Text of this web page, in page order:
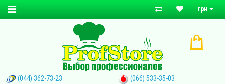
грн
(044) 362-73-23
(066) 533-35-03